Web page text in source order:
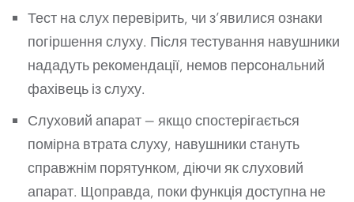
Тест на слух перевірить, чи з’явилися ознаки
погіршення слуху. Після тестування навушники
нададуть рекомендації, немов персональний
фахівець із слуху.
Слуховий апарат — якщо спостерігається
помірна втрата слуху, навушники стануть
справжнім порятунком, діючи як слуховий
апарат. Щоправда, поки функція доступна не